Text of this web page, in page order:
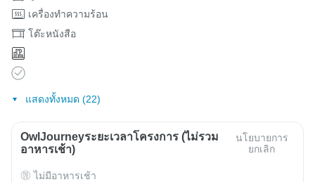
เครื่องทำความร้อน
โต๊ะหนังสือ
แสดงทั้งหมด (22)
OwlJourneyระยะเวลาโครงการ (ไม่รวม
อาหารเช้า)
นโยบายการ
ยกเลิก
ไม่มีอาหารเช้า